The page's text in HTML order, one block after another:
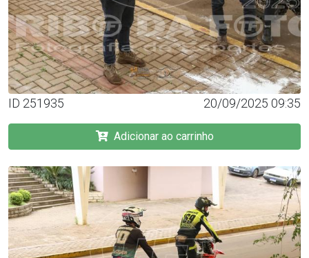
ID 251935 20/09/2025 09:35
Adicionar ao carrinho